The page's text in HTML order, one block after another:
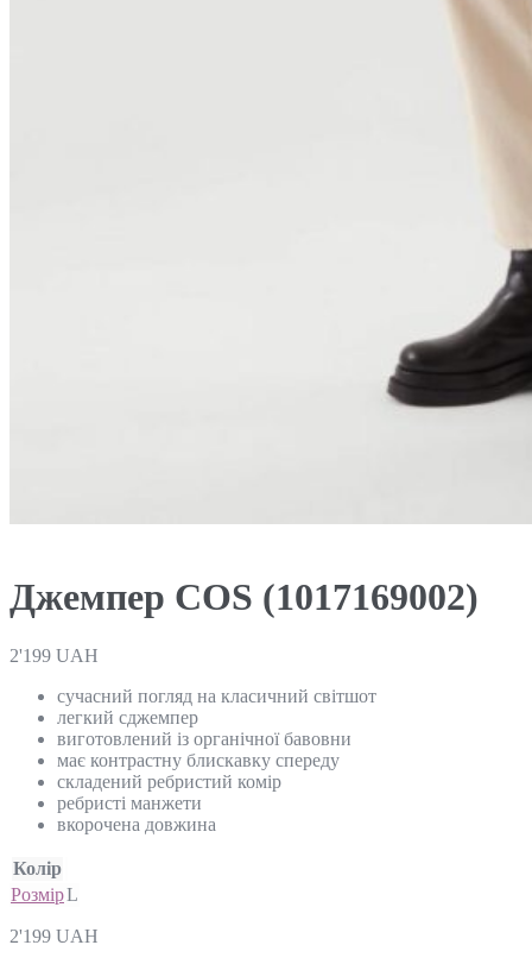
Джемпер COS (1017169002)
2'199 UAH
сучасний погляд на класичний світшот
легкий сджемпер
виготовлений із органічної бавовни
має контрастну блискавку спереду
складений ребристий комір
ребристі манжети
вкорочена довжина
Колір
РозмірL
2'199 UAH